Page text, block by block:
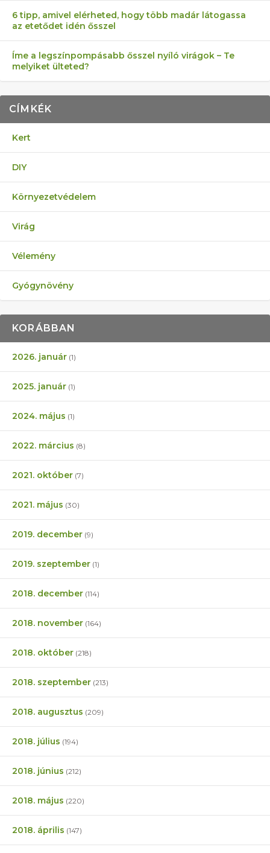
6 tipp, amivel elérheted, hogy több madár látogassa
az etetődet idén ősszel
Íme a legszínpompásabb ősszel nyíló virágok – Te
melyiket ülteted?
CÍMKÉK
Kert
DIY
Környezetvédelem
Virág
Vélemény
Gyógynövény
KORÁBBAN
2026. január (1)
2025. január (1)
2024. május (1)
2022. március (8)
2021. október (7)
2021. május (30)
2019. december (9)
2019. szeptember (1)
2018. december (114)
2018. november (164)
2018. október (218)
2018. szeptember (213)
2018. augusztus (209)
2018. július (194)
2018. június (212)
2018. május (220)
2018. április (147)